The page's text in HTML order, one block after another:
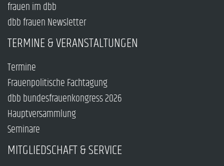
frauen im dbb
dbb frauen Newsletter
TERMINE & VERANSTALTUNGEN
Termine
Frauenpolitische Fachtagung
dbb bundesfrauenkongress 2026
Hauptversammlung
Seminare
MITGLIEDSCHAFT & SERVICE